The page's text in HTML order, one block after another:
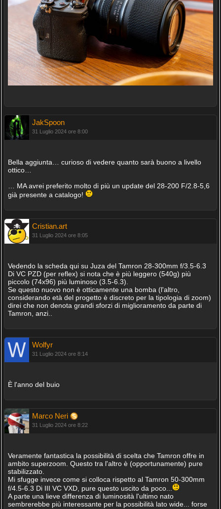
JakSpoon
31 Luglio 2024 ore 8:00
Bella aggiunta… curioso di vedere quanto sarà buono a livello
ottico…
… MA avrei preferito molto di più un update del 28-200 F/2.8-5,6
già presente a catalogo!
Cristian.art
31 Luglio 2024 ore 8:05
Vedendo la scheda qui su Juza del Tamron 28-300mm f/3.5-6.3
Di VC PZD (per reflex) si nota che è più leggero (540g) più
piccolo (74x96) più luminoso (3.5-6.3).
Se questo nuovo non è otticamente una bomba (l'altro,
considerando età del progetto è discreto per la tipologia di zoom)
direi che non denota grandi sforzi di miglioramento da parte di
Tamron, anzi..
Wolfyr
31 Luglio 2024 ore 8:14
È l'anno del buio
Marco Neri
31 Luglio 2024 ore 8:22
Veramente fantastica la possibilità di scelta che Tamron offre in
ambito superzoom. Questo tra l'altro è (opportunamente) pure
stabilizzato.
Mi sfugge invece come si colloca rispetto al Tamron 50-300mm
f/4.5-6.3 Di III VC VXD, pure questo uscito da poco...
A parte una lieve differenza di luminosità l'ultimo nato
sembrerebbe più interessante per la possibilità lato wide... forse